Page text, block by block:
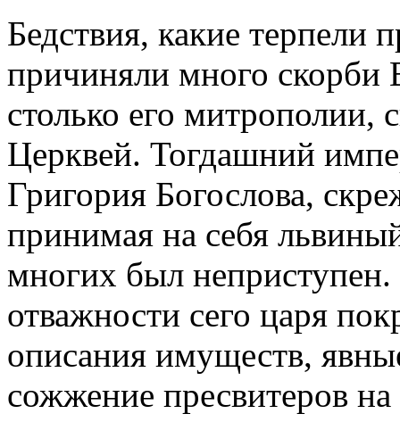
Бедствия, какие терпели
причиняли много скорби
столько его митрополии,
Церквей. Тогдашний
Григория Богослова,
принимая на себя
многих был
отважности сего царя
описания имуществ,
сожжение пресвитеров